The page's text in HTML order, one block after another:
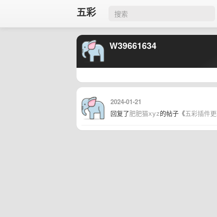
五彩
W39661634
2024-01-21
回复了肥肥猫xyz的帖子《五彩插件